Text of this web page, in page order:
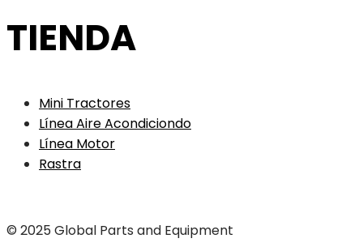
TIENDA
Mini Tractores
Línea Aire Acondiciondo
Línea Motor
Rastra
© 2025 Global Parts and Equipment